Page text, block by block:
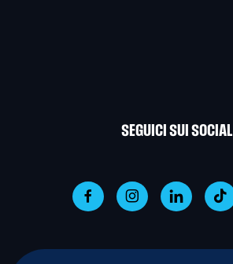
SEGUICI SUI SOCIAL